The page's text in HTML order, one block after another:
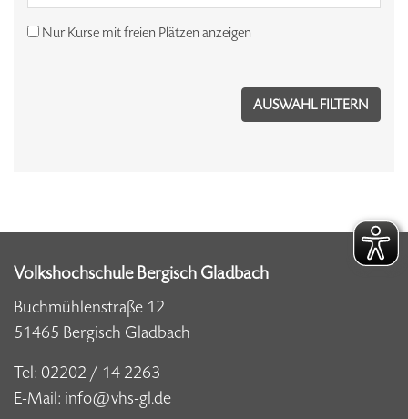
Nur Kurse mit freien Plätzen anzeigen
Volkshochschule Bergisch Gladbach
Buchmühlenstraße 12
51465 Bergisch Gladbach
Tel: 02202 / 14 2263
E-Mail: info@vhs-gl.de